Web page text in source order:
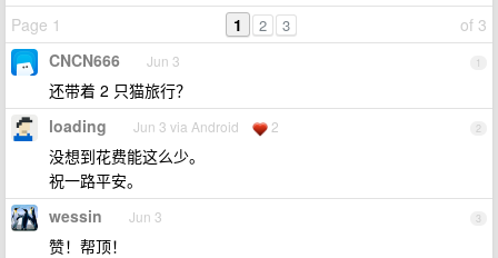
Page 1
of 3
1 2 3
1
CNCN666 Jun 3
还带着 2 只猫旅行？
2
loading Jun 3 via Android 2
没想到花费能这么少。
祝一路平安。
3
wessin Jun 3
赞！帮顶！